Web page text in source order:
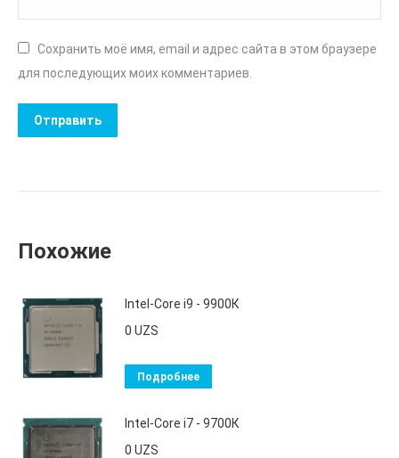
Сохранить моё имя, email и адрес сайта в этом браузере
для последующих моих комментариев.
Похожие
Intel-Core i9 - 9900К
0 UZS
Подробнее
Intel-Core i7 - 9700К
0 UZS